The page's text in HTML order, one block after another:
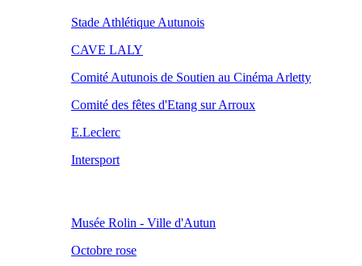
Stade Athlétique Autunois
CAVE LALY
Comité Autunois de Soutien au Cinéma Arletty
Comité des fêtes d'Etang sur Arroux
E.Leclerc
Intersport
Musée Rolin - Ville d'Autun
Octobre rose